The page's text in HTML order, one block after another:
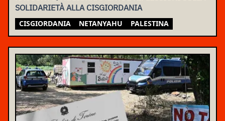
SOLIDARIETÀ ALLA CISGIORDANIA
CISGIORDANIA NETANYAHU PALESTINA